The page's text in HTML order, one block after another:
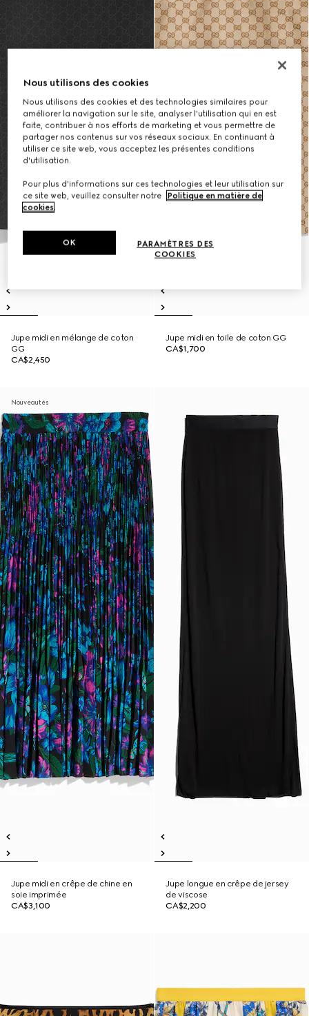
Jupe midi en mélange de coton
GG
CA$2,450
Jupe midi en toile de coton GG
CA$1,700
Nouveautés
Jupe midi en crêpe de chine en
soie imprimée
CA$3,100
Jupe longue en crêpe de jersey
de viscose
CA$2,200
Nous utilisons des cookies
Nous utilisons des cookies et des technologies similaires pour
améliorer la navigation sur le site, analyser l'utilisation qui en est
faite, contribuer à nos efforts de marketing et vous permettre de
partager nos contenus sur vos réseaux sociaux. En continuant à
utiliser ce site web, vous acceptez les présentes conditions
d'utilisation.
Pour plus d'informations sur ces technologies et leur utilisation sur
ce site web, veuillez consulter notre
Politique en matière de
cookies.
PARAMÈTRES DES
COOKIES
OK